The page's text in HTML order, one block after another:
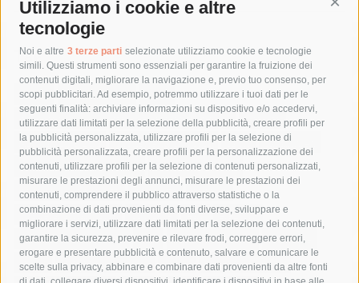
Utilizziamo i cookie e altre
tecnologie
Noi e altre 3 terze parti selezionate utilizziamo cookie e tecnologie
simili. Questi strumenti sono essenziali per garantire la fruizione dei
contenuti digitali, migliorare la navigazione e, previo tuo consenso, per
scopi pubblicitari. Ad esempio, potremmo utilizzare i tuoi dati per le
seguenti finalità: archiviare informazioni su dispositivo e/o accedervi,
utilizzare dati limitati per la selezione della pubblicità, creare profili per
la pubblicità personalizzata, utilizzare profili per la selezione di
pubblicità personalizzata, creare profili per la personalizzazione dei
contenuti, utilizzare profili per la selezione di contenuti personalizzati,
misurare le prestazioni degli annunci, misurare le prestazioni dei
contenuti, comprendere il pubblico attraverso statistiche o la
combinazione di dati provenienti da fonti diverse, sviluppare e
migliorare i servizi, utilizzare dati limitati per la selezione dei contenuti,
garantire la sicurezza, prevenire e rilevare frodi, correggere errori,
erogare e presentare pubblicità e contenuto, salvare e comunicare le
scelte sulla privacy, abbinare e combinare dati provenienti da altre fonti
Tag
acqua allerta meteo
anas
area marina protetta di punta campanella
arresto
Asl Napoli 3 sud
capitaneria di porto capri
carabinieri
castellammare di stabia
circumvesuviana
comune di sorrento
concerto
contagi
costiera amalfitana
covid-19 eav
elezioni
fondazione sorrento
gori guardia costiera
incidente
lavori
lorenzo balducelli mare
massa lubrense